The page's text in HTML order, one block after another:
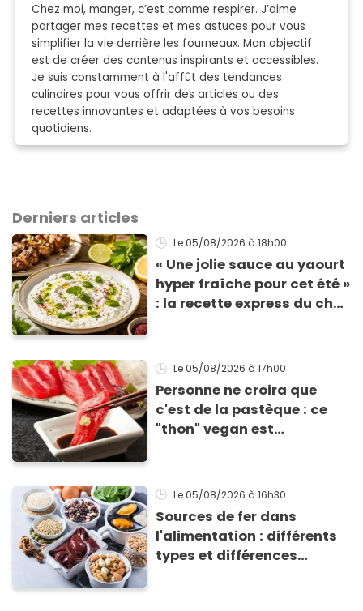
Chez moi, manger, c’est comme respirer. J’aime
partager mes recettes et mes astuces pour vous
simplifier la vie derrière les fourneaux. Mon objectif
est de créer des contenus inspirants et accessibles.
Je suis constamment à l'affût des tendances
culinaires pour vous offrir des articles ou des
recettes innovantes et adaptées à vos besoins
quotidiens.
Derniers articles
Le 05/08/2026 à 18h00
« Une jolie sauce au yaourt
hyper fraîche pour cet été »
: la recette express du chef
grillades
Le 05/08/2026 à 17h00
Personne ne croira que
c'est de la pastèque : ce
"thon" vegan est
Le 05/08/2026 à 16h30
Sources de fer dans
l'alimentation : différents
types et différences